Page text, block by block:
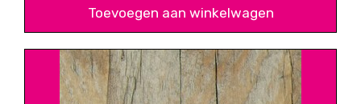
Toevoegen aan winkelwagen